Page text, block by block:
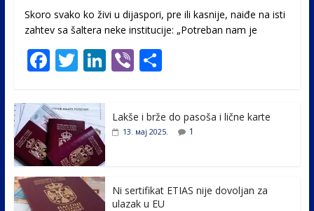
Skoro svako ko živi u dijaspori, pre ili kasnije, naiđe na isti
zahtev sa šaltera neke institucije: „Potreban nam je
F
e
b
o
o
k
T
itt
er
Li
e
Vi
er
S
ar
e
Lakše i brže do pasoša i lične karte
13. мај 2025. 1
Ni sertifikat ETIAS nije dovoljan za
ulazak u EU